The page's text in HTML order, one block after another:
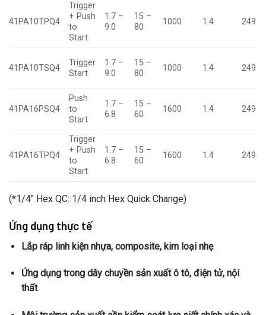
41PA10TPQ4
Trigger
+ Push
to
Start
1.7 –
9.0
15 –
80
1000 1.4 249
41PA10TSQ4
Trigger
Start
1.7 –
9.0
15 –
80
1000 1.4 249
41PA16PSQ4
Push
to
Start
1.7 –
6.8
15 –
60
1600 1.4 249
41PA16TPQ4
Trigger
+ Push
to
Start
1.7 –
6.8
15 –
60
1600 1.4 249
(*1/4″ Hex QC: 1/4 inch Hex Quick Change)
Ứng dụng thực tế
Lắp ráp linh kiện nhựa, composite, kim loại nhẹ.
Ứng dụng trong dây chuyền sản xuất ô tô, điện tử, nội
thất.